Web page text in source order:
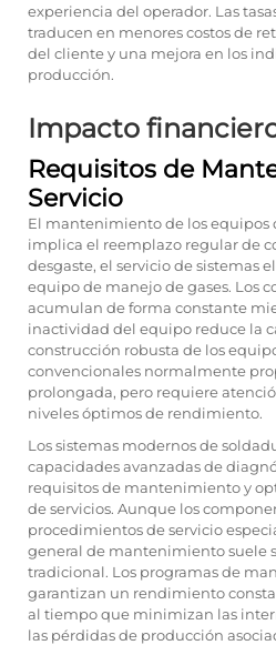
experiencia del operador. Las
traducen en menores costos de
del cliente y una mejora en los
producción.
Impacto
Requisitos de
Servicio
El mantenimiento de los equipos
implica el reemplazo regular de
desgaste, el servicio de sistemas
equipo de manejo de gases. Los
acumulan de forma constante
inactividad del equipo reduce la
construcción robusta de los
convencionales normalmente
prolongada, pero requiere
niveles óptimos de rendimiento.
Los sistemas modernos de
capacidades avanzadas de
requisitos de mantenimiento y
de servicios. Aunque los
procedimientos de servicio
general de mantenimiento suele
tradicional. Los programas de
garantizan un rendimiento
al tiempo que minimizan las
las pérdidas de producción